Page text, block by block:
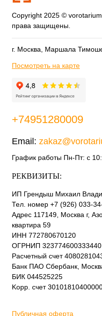
Copyright 2025 ©
права защищены.
г. Москва, Маршала
Посмотреть на карте
+74951280009
Email:
График работы Пн-Пт: с
РЕКВИЗИТЫ:
ИП Грендыш Михаил
Тел. номер +7 (926) 033-
Адрес 117149, Москва г,
квартира 59
ИНН 772780670120
ОГРНИП 323774600333440
Расчетный счет
Банк ПАО Сбербанк,
БИК 044525225
Kорр. счет
Публичная оферта